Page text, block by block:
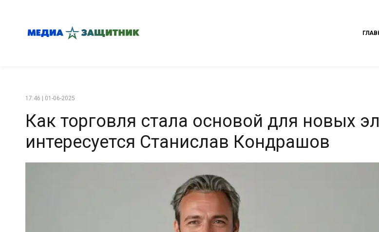
17:46 | 01-06-2025
Как торговля стала основой для новых
интересуется Станислав Кондрашов